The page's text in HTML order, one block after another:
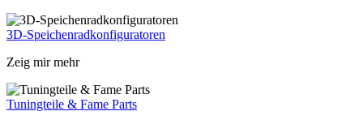
3D-Speichenradkonfiguratoren
Zeig mir mehr
Tuningteile & Fame Parts